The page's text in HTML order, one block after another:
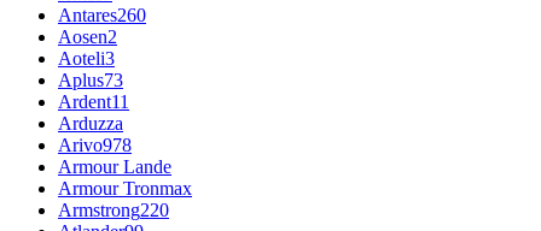
Antares260
Aosen2
Aoteli3
Aplus73
Ardent11
Arduzza
Arivo978
Armour Lande
Armour Tronmax
Armstrong220